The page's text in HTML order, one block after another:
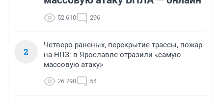
52 610 296
2
Четверо раненых, перекрытие трассы, пожар
на НПЗ: в Ярославле отразили «самую
массовую атаку»
26 798 54